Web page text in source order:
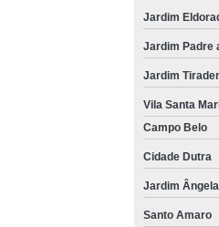
Jardim
Jardim Padre
Jardim
Vila Santa
Campo Belo
Cidade Dutra
Jardim Ângela
Santo Amaro